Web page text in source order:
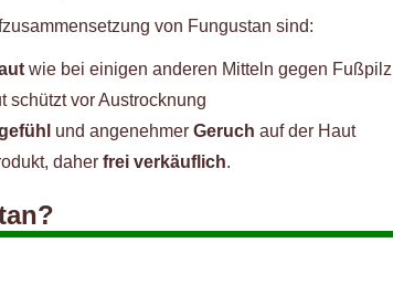
von Fungustan sind:
wie bei einigen anderen Mitteln gegen Fußpilz
schützt vor Austrocknung
und angenehmer Geruch auf der Haut
daher frei verkäuflich.